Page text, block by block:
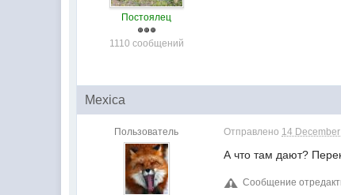
Постоялец
1110 сообщений
Mexica
Пользователь Отправлено 14
А что там дают?
Сообщение